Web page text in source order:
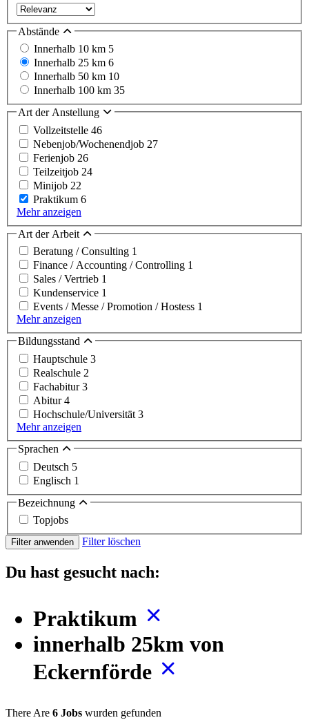
Abstände
Innerhalb 10 km 5
Innerhalb 25 km 6
Innerhalb 50 km 10
Innerhalb 100 km 35
Art der Anstellung
Vollzeitstelle 46
Nebenjob/Wochenendjob 27
Ferienjob 26
Teilzeitjob 24
Minijob 22
Praktikum 6
Mehr anzeigen
Art der Arbeit
Beratung / Consulting 1
Finance / Accounting / Controlling 1
Sales / Vertrieb 1
Kundenservice 1
Events / Messe / Promotion / Hostess 1
Mehr anzeigen
Bildungsstand
Hauptschule 3
Realschule 2
Fachabitur3
Abitur4
Hochschule/Universität 3
Mehr anzeigen
Sprachen
Deutsch 5
Englisch 1
Bezeichnung
Topjobs
Filter anwenden Filter löschen
Du hast gesucht nach:
Praktikum
innerhalb 25km von
Eckernförde
There Are 6 Jobs wurden gefunden